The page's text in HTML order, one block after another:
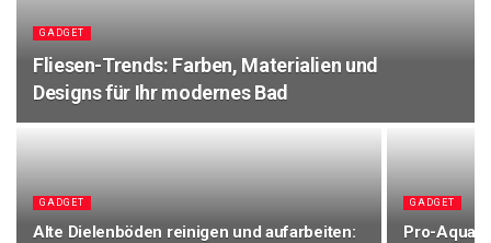
GADGET
Fliesen-Trends: Farben, Materialien und
Designs für Ihr modernes Bad
GADGET
Alte Dielenböden reinigen und aufarbeiten:
GADGET
Pro-Aqua